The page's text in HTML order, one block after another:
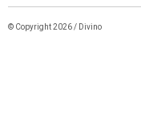
© Copyright 2026 / Divino